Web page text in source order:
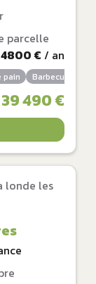
parcelle
4800 € / an
pain Barbecue
39 490 €